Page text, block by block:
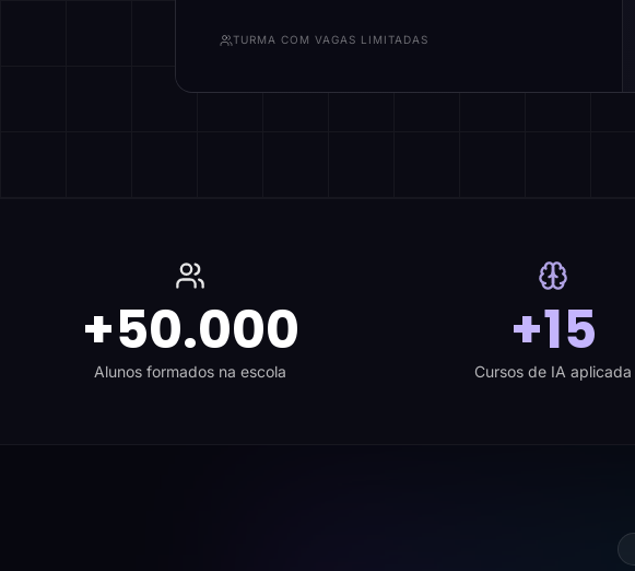
TURMA COM VAGAS LIMITADAS
+50.000
Alunos formados na escola
+15
Cursos de IA aplicada